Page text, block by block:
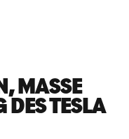
MASSE U
TESLA M